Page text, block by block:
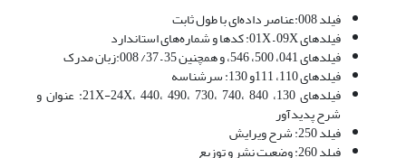
فیلد 008:عناصر داده‌ای با طول ثابت
فیلدهای 01X – 09X: کدها و شماره‌های استاندارد
فیلدهای 041، 500، 546، و همچنین 35 – 37/ 008:زبان مدرک
فیلدهای 110، 111و 130: سرشناسه
فیلدهای 130، 21X-24X، 440، 490، 730، 740، 840: عنوان و
شرح پدیدآور
فیلد 250: شرح ویرایش
فیلد 260: وضعیت نشر و توزیع